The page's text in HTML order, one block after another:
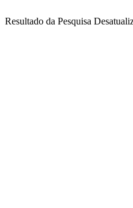
Resultado da Pesquisa